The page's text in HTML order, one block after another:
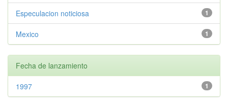
1
Especulacion noticiosa
1
Mexico
Fecha de lanzamiento
1
1997